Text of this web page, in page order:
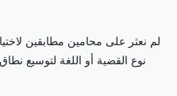
لم نعثر على محامين مطابقين
نوع القضية أو اللغة لتوسيع